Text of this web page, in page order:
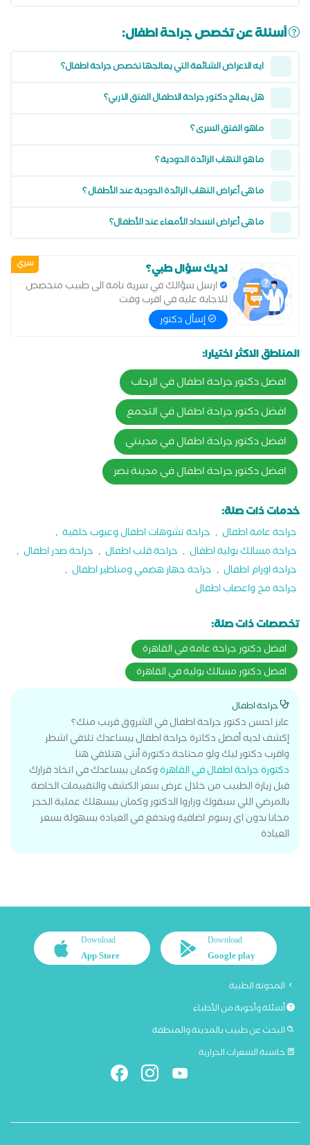
أسئلة عن تخصص جراحة اطفال:
ايه الاعراض الشائعة التي يعالجها تخصص جراحة اطفال؟
هل يعالج دكتور جراحة الاطفال الفتق الاربي؟
ماهو الفتق السرى ؟
ما هو التهاب الزائدة الدودية ؟
ما هى أعراض التهاب الزائدة الدودية عند الأطفال ؟
ما هى أعراض انسداد الأمعاء عند الأطفال؟
سري لديك سؤال طبي؟
ارسل سؤالك في سرية تامة الى طبيب متخصص
للاجابة عليه في اقرب وقت
إسأل دكتور
المناطق الاكثر اختيارا:
افضل دكتور جراحة اطفال في الرحاب
افضل دكتور جراحة اطفال في التجمع
افضل دكتور جراحة اطفال في مدينتي
افضل دكتور جراحة اطفال في مدينة نصر
خدمات ذات صلة:
جراحة عامة اطفال , جراحة تشوهات اطفال وعيوب خلقية ,
جراحة مسالك بولية اطفال , جراحة قلب اطفال , جراحة صدر اطفال ,
جراحة اورام اطفال , جراحة جهاز هضمي ومناظير اطفال ,
جراحة مخ واعصاب اطفال
تخصصات ذات صلة:
افضل دكتور جراحة عامة في القاهرة
افضل دكتور مسالك بولية في القاهرة
جراحة اطفال
عايز احسن دكتور جراحة اطفال في الشروق قريب منك؟
إكشف لديه أفضل دكاترة جراحة اطفال بيساعدك تلاقي اشطر
واقرب دكتور ليك ولو محتاجة دكتورة أنثى هتلاقي هنا
دكتورة جراحة اطفال في القاهرةوكمان بيساعدك في اتخاذ قرارك
قبل زيارة الطبيب من خلال عرض سعر الكشف والتقييمات الخاصة
بالمرضي اللي سبقوك وزاروا الدكتور وكمان بيسهلك عملية الحجز
مجانا بدون اي رسوم اضافية وبتدفع في العيادة بسهولة بسعر
العيادة
Download
Google play
Download
App Store
المدونة الطبية
أسئلة وأجوبة من الأطباء
البحث عن طبيب بالمدينة والمنطقة
حاسبة السعرات الحرارية